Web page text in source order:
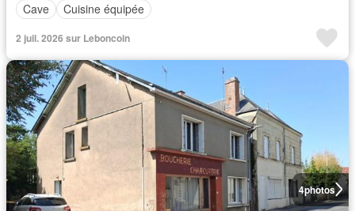
Cave
Cuisine équipée
2 juil. 2026 sur Leboncoin
4photos